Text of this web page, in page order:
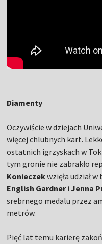
Diamenty
Oczywiście w dziejach
więcej chlubnych kart.
ostatnich igrzyskach w
tym gronie nie zabrakło
Konieczekwzięła udział
English Gardneri Jenna
srebrnego medalu przez
metrów.
Pięć lat temu karierę